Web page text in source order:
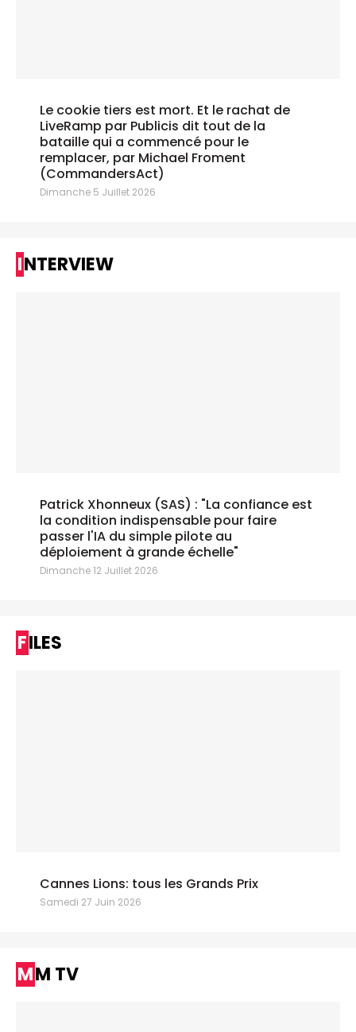
Le cookie tiers est mort. Et le rachat de
LiveRamp par Publicis dit tout de la
bataille qui a commencé pour le
remplacer, par Michael Froment
(CommandersAct)
Dimanche 5 Juillet 2026
INTERVIEW
Patrick Xhonneux (SAS) : "La confiance est
la condition indispensable pour faire
passer l'IA du simple pilote au
déploiement à grande échelle"
Dimanche 12 Juillet 2026
FILES
Cannes Lions: tous les Grands Prix
Samedi 27 Juin 2026
MM TV